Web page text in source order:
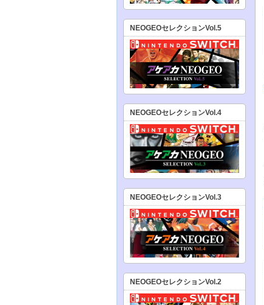
NEOGEOセレクションVol.5
NEOGEOセレクションVol.4
NEOGEOセレクションVol.3
NEOGEOセレクションVol.2